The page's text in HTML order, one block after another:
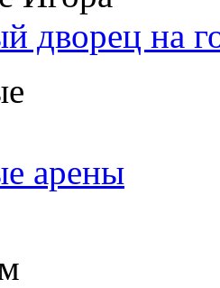
дворец на
арены